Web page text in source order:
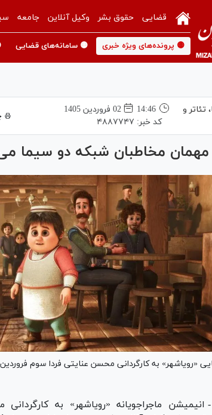
قضایی حقوق بشر وکیل آنلاین جامعه
🟡 پرونده‌های ویژه خبری 🟡 سامانه‌های قضایی
تئاتر و
14:46
02 فروردين 1405
کد خبر: ۴۸۸۷۷۴۷
مهمان مخاطبان شبکه دو سیما
«رویاشهر» به کارگردانی محسن عنایتی فردا سوم
- انیمیشن ماجراجویانه «رویاشهر» به